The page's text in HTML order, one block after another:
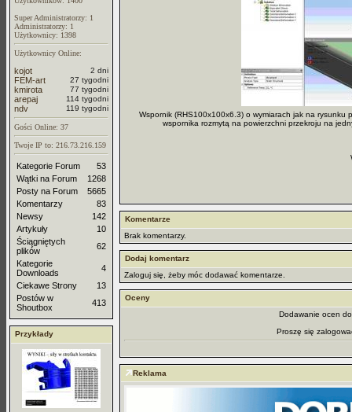
Super Administratorzy: 1
Administratorzy: 1
Użytkownicy: 1398
Użytkownicy Online:
kojot 2 dni
FEM-art 27 tygodni
kmirota 77 tygodni
arepaj 114 tygodni
ndv 119 tygodni
Gości Online: 37
Twoje IP to: 216.73.216.159
Kategorie Forum
53
Wątki na Forum
1268
Posty na Forum
5665
Komentarzy
83
Newsy
142
Artykuły
10
Ściągniętych
plików
62
Kategorie
Downloads
4
Ciekawe Strony
13
Postów w
Shoutbox
413
Przykłady
Wspornik (RHS100x100x6.3) o wymiarach jak na rysunku
wspornika rozmytą na powierzchni przekroju na
Komentarze
Brak komentarzy.
Dodaj komentarz
Zaloguj się, żeby móc dodawać komentarze.
Oceny
Dodawanie ocen
Proszę się
Reklama